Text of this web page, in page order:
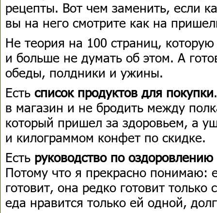
рецепты. Вот чем заменить, если
вы на него смотрите как на
Не теория на 100 страниц,
и больше не думать об этом. А
обеды, полдники и ужины.
Есть список продуктов для покупки
в магазин и не бродить между
который пришел за здоровьем, а
и килограммом конфет по скидке.
Есть руководство по
Потому что я прекрасно понимаю:
готовит, она редко готовит только
еда нравится только ей одной,